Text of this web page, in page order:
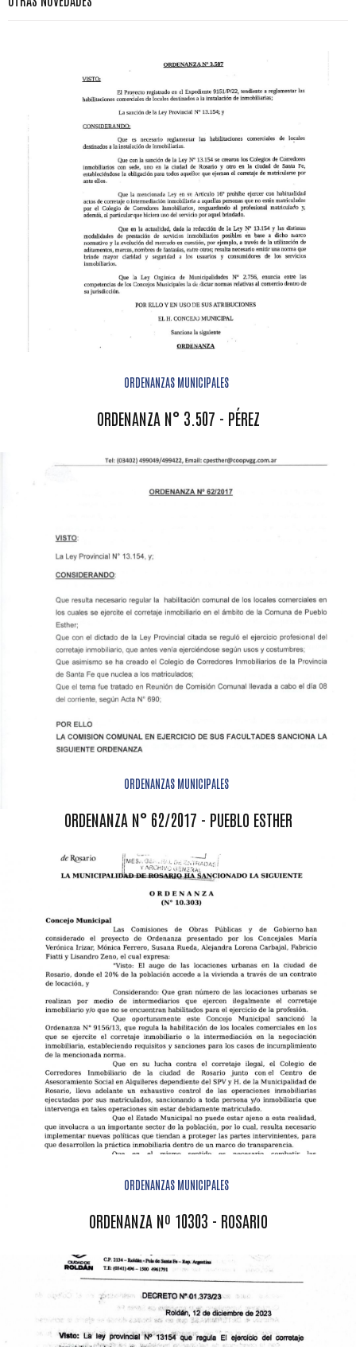
ORDENANZAS MUNICIPALES
ORDENANZA N° 3.507 - PÉREZ
ORDENANZAS MUNICIPALES
ORDENANZA N° 62/2017 - PUEBLO ESTHER
ORDENANZAS MUNICIPALES
ORDENANZA Nº 10303 - ROSARIO